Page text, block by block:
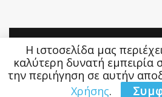
Η εταιρεία Όροι Χρήσης
Money&Life©
Η ιστοσελίδα μας
καλύτερη δυνατή εμπειρία
την περιήγηση σε αυτήν
Χρήσης.